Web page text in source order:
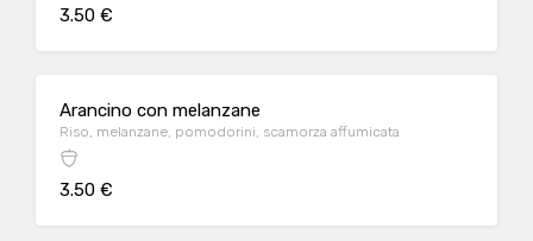
3.50 €
Arancino con melanzane
Riso, melanzane, pomodorini, scamorza affumicata
3.50 €